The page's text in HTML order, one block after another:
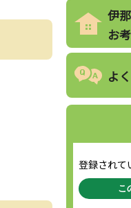
伊
お
よ
登録されて
こ